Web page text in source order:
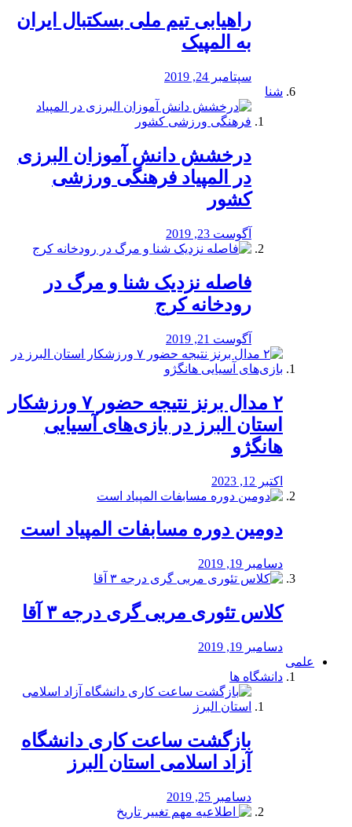
راهیابی تیم ملی بسکتبال ایران
به المپیک
سپتامبر 24, 2019
شنا
درخشش دانش آموزان البرزی
در المپیاد فرهنگی ورزشی
کشور
آگوست 23, 2019
️فاصله نزدیک شنا و مرگ در
رودخانه کرج
آگوست 21, 2019
۲ مدال برنز نتیجه حضور ۷ ورزشکار
استان البرز در بازی‌های آسیایی
هانگژو
اکتبر 12, 2023
دومین دوره مسابفات المپیاد است
دسامبر 19, 2019
کلاس تئوری مربی گری درجه ۳ آقا
دسامبر 19, 2019
علمی
دانشگاه ها
بازگشت ساعت کاری دانشگاه
آزاد اسلامی استان البرز
دسامبر 25, 2019